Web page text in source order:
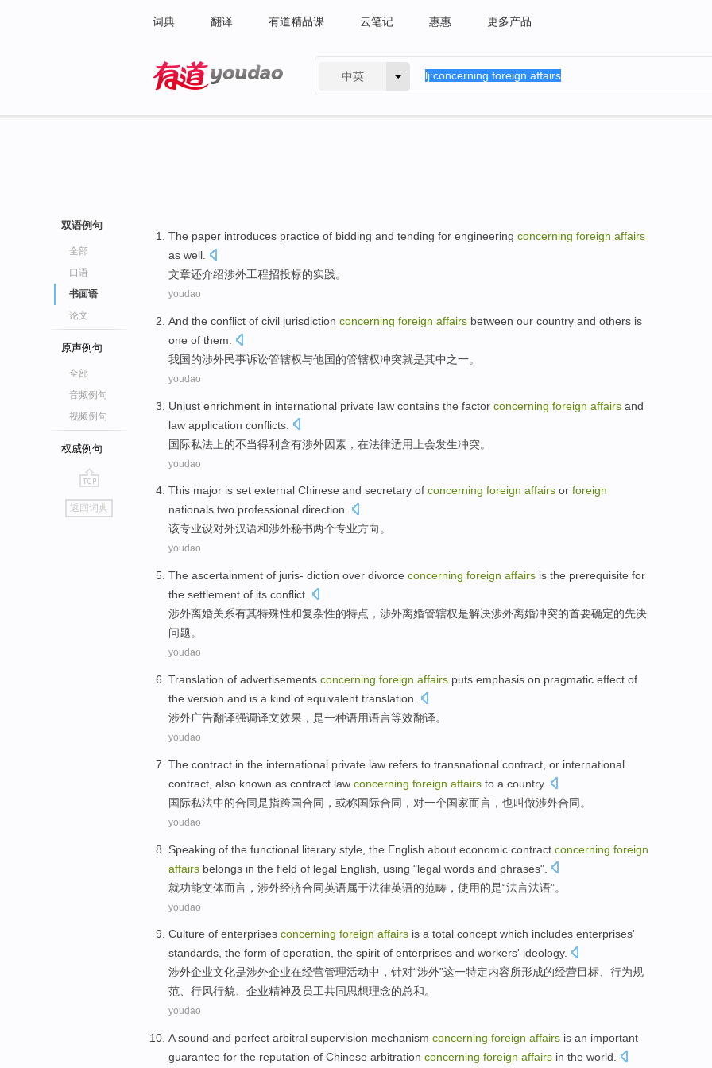
词典 翻译 有道精品课 云笔记 惠惠 更多产品
中英
双语例句
全部
口语
书面语
论文
原声例句
全部
音频例句
视频例句
权威例句
go
top
返回词典
The paper introduces practice of bidding and tending for engineering concerning foreign affairs
as well.
文章还介绍涉外工程招投标的实践。
youdao
And the conflict of civil jurisdiction concerning foreign affairs between our country and others is
one of them.
我国的涉外民事诉讼管辖权与他国的管辖权冲突就是其中之一。
youdao
Unjust enrichment in international private law contains the factor concerning foreign affairs and
law application conflicts
国际私法 上的不当得利含有涉外因素 ， 在法律适用 上会发生冲突。
youdao
This major is set external Chinese and secretary of concerning foreign affairs or foreign
nationals two professional direction.
该专业设对外汉语和涉外秘书两个专业方向。
youdao
The ascertainment of juris- diction over divorce concerning foreign affairs is the prerequisite for
the settlement of its conflict
涉外离婚关系有其特殊性和复杂性的特点， 涉外离婚管辖权是解决涉外离婚冲突的首要确定的先决
问题。
youdao
Translation of advertisements concerning foreign affairs puts emphasis on pragmatic effect of
the version and is a kind of equivalent translation.
涉外广告翻译强调译文效果 ， 是一种语用语言等效翻译。
youdao
The contract in the international private law refers to transnational contract, or international
contract, also known as contract law concerning foreign affairs to a country.
国际私法中的合同是指跨国合同， 或称国际合同， 对一个国家而言， 也叫做涉外合同。
youdao
Speaking of the functional literary style , the English about economic contract concerning foreign
affairs belongs in the field of legal English, using "legal words and phrases".
就功能文体而言 ， 涉外经济合同英语属于法律英语的范畴 ， 使用的是“法言法语”。
youdao
Culture of enterprises concerning foreign affairs is a total concept which includes enterprises'
standards, the form of operation, the spirit of enterprises and workers' ideology.
涉外企业文化是涉外企业在经营管理活动中，针对“涉外”这一特定内容所形成的经营目标、行为规
范、行风行貌、企业精神及 员工共同思想理念的总和。
youdao
A sound and perfect arbitral supervision mechanism concerning foreign affairs is an important
guarantee for the reputation of Chinese arbitration concerning foreign affairs in the world